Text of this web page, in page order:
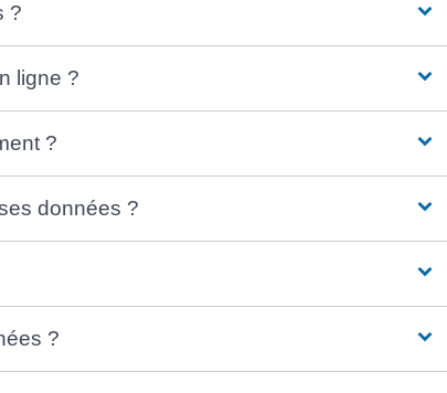
?
ligne ?
?
données ?
?